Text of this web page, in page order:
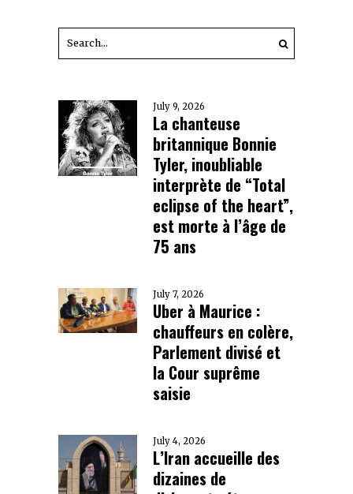
July 9, 2026
La chanteuse
britannique Bonnie
Tyler, inoubliable
interprète de “Total
eclipse of the heart”,
est morte à l’âge de
75 ans
July 7, 2026
Uber à Maurice :
chauffeurs en colère,
Parlement divisé et
la Cour suprême
saisie
July 4, 2026
L’Iran accueille des
dizaines de